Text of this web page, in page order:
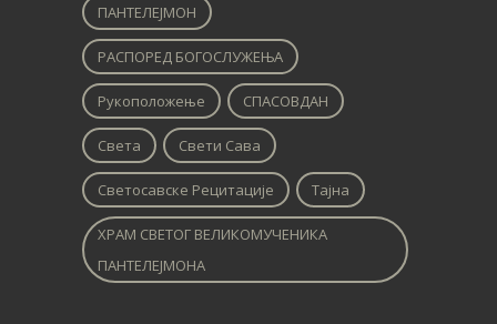
ПАНТЕЛЕЈМОН
РАСПОРЕД БОГОСЛУЖЕЊА
Рукоположење СПАСОВДАН
Света Свети Сава
Светосавске Рецитације Тајна
ХРАМ СВЕТОГ ВЕЛИКОМУЧЕНИКА
ПАНТЕЛЕЈМОНА